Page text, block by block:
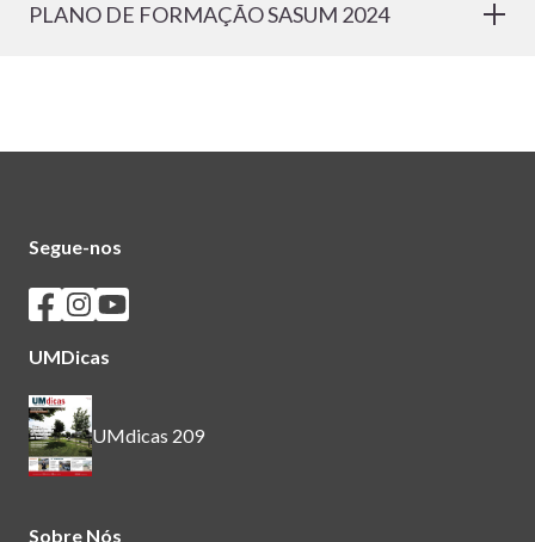
PLANO DE FORMAÇÃO SASUM 2024
Segue-nos
Seguir os SASUM no Facebook
Seguir os SASUM no Instagram
Seguir os SASUM no Youtube
UMDicas
UMdicas 209
Sobre Nós